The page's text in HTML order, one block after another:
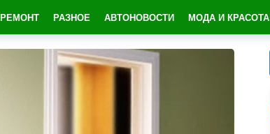
РАЗНОЕ АВТОНОВОСТИ МОДА И КРАСОТА